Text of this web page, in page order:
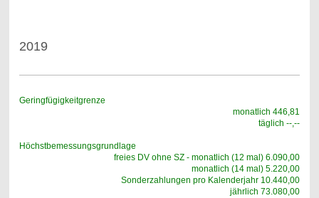
2019
Geringfügigkeitgrenze
monatlich 446,81
täglich --,--
Höchstbemessungsgrundlage
freies DV ohne SZ - monatlich (12 mal) 6.090,00
monatlich (14 mal) 5.220,00
Sonderzahlungen pro Kalenderjahr 10.440,00
jährlich 73.080,00